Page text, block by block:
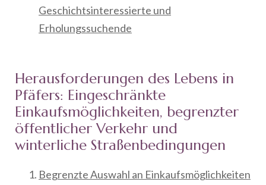
Geschichtsinteressierte und
Erholungssuchende
Herausforderungen des Lebens in
Pfäfers: Eingeschränkte
Einkaufsmöglichkeiten, begrenzter
öffentlicher Verkehr und
winterliche Straßenbedingungen
Begrenzte Auswahl an Einkaufsmöglichkeiten